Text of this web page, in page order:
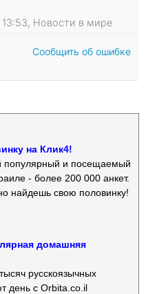
13:53, Новости в мире
Сообщить об ошибке
на Клик4!
и посещаемый
- более 200 000 анкет.
найдешь свою половинку!
домашняя
русскоязычных
день с Orbita.co.il